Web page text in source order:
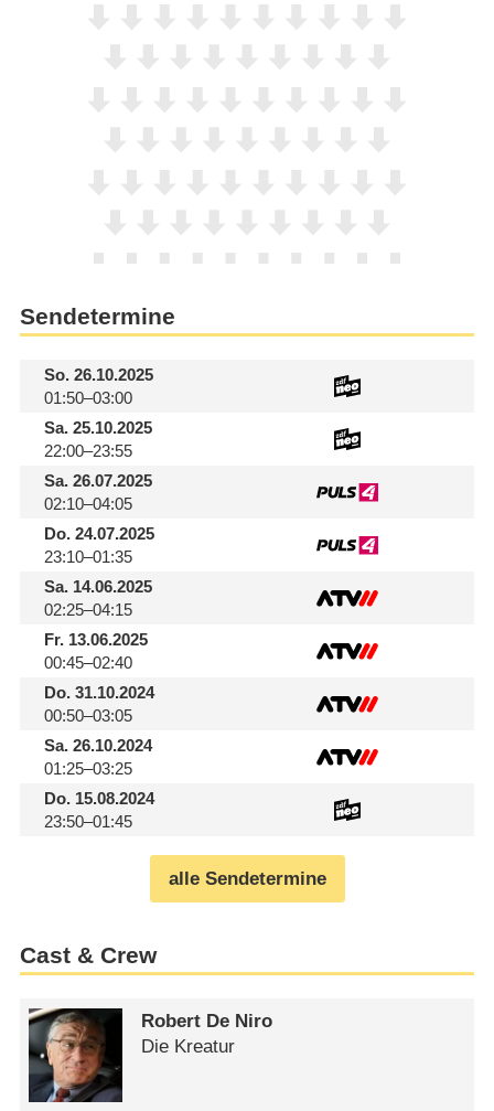
Sendetermine
So.26.10.2025
01:50–03:00
Sa.25.10.2025
22:00–23:55
Sa.26.07.2025
02:10–04:05
Do.24.07.2025
23:10–01:35
Sa.14.06.2025
02:25–04:15
Fr.13.06.2025
00:45–02:40
Do.31.10.2024
00:50–03:05
Sa.26.10.2024
01:25–03:25
Do.15.08.2024
23:50–01:45
alle Sendetermine
Cast & Crew
Robert De Niro
Die Kreatur